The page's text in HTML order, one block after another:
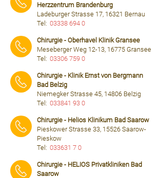
Herzzentrum Brandenburg
Ladeburger Strasse 17, 16321 Bernau
Tel: 03338 694 0
Chirurgie - Oberhavel Klinik Gransee
Meseberger Weg 12-13, 16775 Gransee
Tel: 03306 759 0
Chirurgie - Klinik Ernst von Bergmann
Bad Belzig
Niemegker Strasse 45, 14806 Belzig
Tel: 033841 93 0
Chirurgie - Helios Klinikum Bad Saarow
Pieskower Strasse 33, 15526 Saarow-
Pieskow
Tel: 033631 7 0
Chirurgie - HELIOS Privatkliniken Bad
Saarow